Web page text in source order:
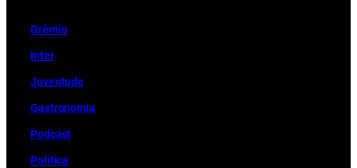
Grêmio
Inter
Juventude
Gastronomia
Podcast
Política